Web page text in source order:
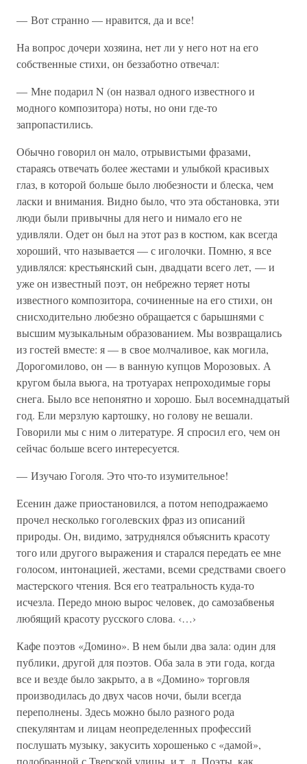
— Вот странно — нравится, да и все!
На вопрос дочери хозяина, нет ли у него нот на его
собственные стихи, он беззаботно отвечал:
— Мне подарил N (он назвал одного известного и
модного композитора) ноты, но они где-то
запропастились.
Обычно говорил он мало, отрывистыми фразами,
стараясь отвечать более жестами и улыбкой красивых
глаз, в которой больше было любезности и блеска, чем
ласки и внимания. Видно было, что эта обстановка, эти
люди были привычны для него и нимало его не
удивляли. Одет он был на этот раз в костюм, как всегда
хороший, что называется — с иголочки. Помню, я все
удивлялся: крестьянский сын, двадцати всего лет, — и
уже он известный поэт, он небрежно теряет ноты
известного композитора, сочиненные на его стихи, он
снисходительно любезно обращается с барышнями с
высшим музыкальным образованием. Мы возвращались
из гостей вместе: я — в свое молчаливое, как могила,
Дорогомилово, он — в ванную купцов Морозовых. А
кругом была вьюга, на тротуарах непроходимые горы
снега. Было все непонятно и хорошо. Был восемнадцатый
год. Ели мерзлую картошку, но голову не вешали.
Говорили мы с ним о литературе. Я спросил его, чем он
сейчас больше всего интересуется.
— Изучаю Гоголя. Это что-то изумительное!
Есенин даже приостановился, а потом неподражаемо
прочел несколько гоголевских фраз из описаний
природы. Он, видимо, затруднялся объяснить красоту
того или другого выражения и старался передать ее мне
голосом, интонацией, жестами, всеми средствами своего
мастерского чтения. Вся его театральность куда-то
исчезла. Передо мною вырос человек, до самозабвенья
любящий красоту русского слова. ‹…›
Кафе поэтов «Домино». В нем были два зала: один для
публики, другой для поэтов. Оба зала в эти года, когда
все и везде было закрыто, а в «Домино» торговля
производилась до двух часов ночи, были всегда
переполнены. Здесь можно было разного рода
спекулянтам и лицам неопределенных профессий
послушать музыку, закусить хорошенько с «дамой»,
подобранной с Тверской улицы, и т. д. Поэты, как